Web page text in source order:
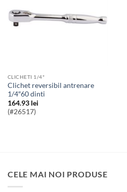
CLICHETI 1/4"
Clichet reversibil antrenare
1/4″60 dinti
164.93 lei
(#26517)
CELE MAI NOI PRODUSE